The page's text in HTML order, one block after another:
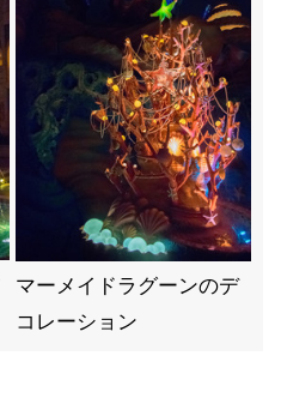
マーメイドラグーンのデ
コレーション